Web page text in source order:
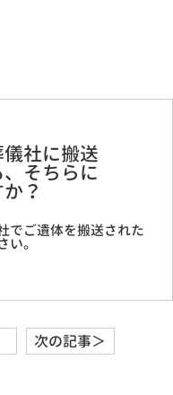
社に搬送
そちらに
？
でご遺体を搬送された
。
次の記事＞